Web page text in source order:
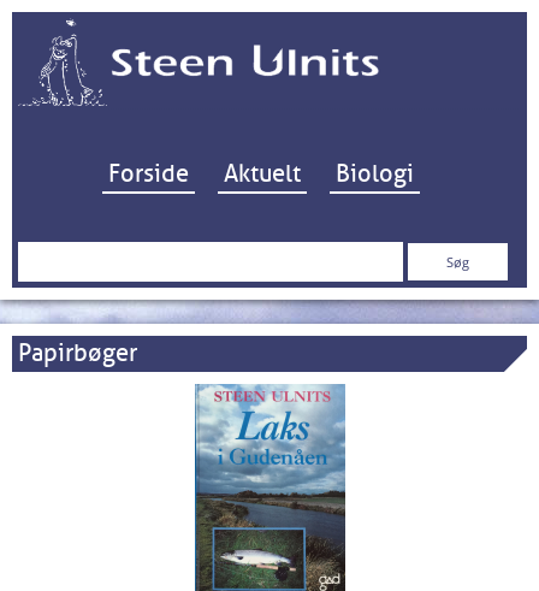
Hop til indhold
Forside Aktuelt Biologi
Søg
Papirbøger